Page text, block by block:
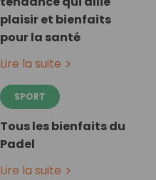
plaisir et bienfaits
pour la santé
Lire la suite
SPORT
Tous les bienfaits du
Padel
Lire la suite